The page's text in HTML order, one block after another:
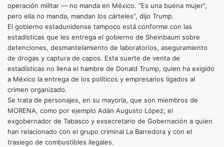
operación militar — no manda en México. “Es una buena mujer”,
pero ella no manda, mandan los cárteles”, dijo Trump.
El gobierno estadunidense tampoco está conforme con las
estadísticas que les entrega el gobierno de Sheinbaum sobre
detenciones, desmantelamiento de laboratorios, aseguramiento
de drogas y captura de capos. Esta suerte de venta de
estadísticas no llena el hambre de Donald Trump, quien ha exigido
a México la entrega de los políticos y empresarios ligados al
crimen organizado.
Se trata de personajes, en su mayoría, que son miembros de
MORENA, como por ejemplo Adán Augusto López, el
exgobernador de Tabasco y exsecretario de Gobernación a quien
han relacionado con el grupo criminal La Barredora y con el
trasiego de combustibles ilegales.